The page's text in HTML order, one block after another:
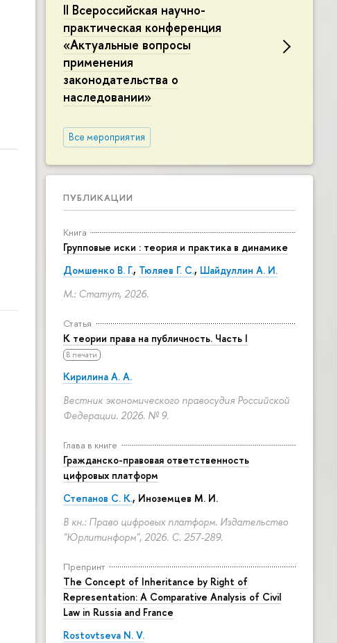
II Всероссийская научно-
практическая конференция
«Актуальные вопросы
применения
законодательства о
наследовании»
Все мероприятия
ПУБЛИКАЦИИ
Книга
Групповые иски : теория и практика в динамике
Домшенко В. Г., Тюляев Г. С., Шайдуллин А. И.
М.: Статут, 2026.
Статья
К теории права на публичность. Часть I
В печати
Кирилина А. А.
Вестник экономического правосудия Российской
Федерации. 2026. № 9.
Глава в книге
Гражданско-правовая ответственность
цифровых платформ
Степанов С. К., Иноземцев М. И.
В кн.: Право цифровых платформ. Издательство
"Юрлитинформ", 2026. С. 257-289.
Препринт
The Concept of Inheritance by Right of
Representation: A Comparative Analysis of Civil
Law in Russia and France
Rostovtseva N. V.